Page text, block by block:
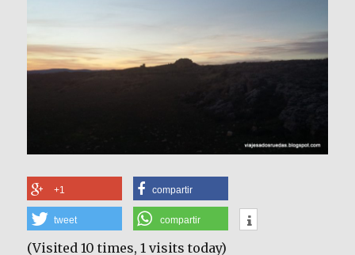
+1 compartir
tweet compartir
(Visited 10 times, 1 visits today)